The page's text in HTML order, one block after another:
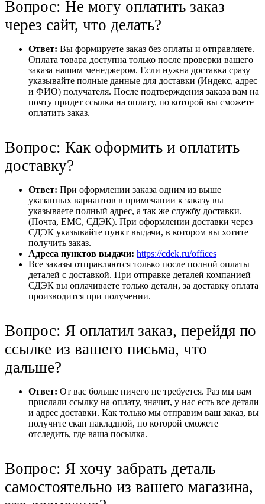
Вопрос: Не могу оплатить заказ
через сайт, что делать?
Ответ: Вы формируете заказ без оплаты и отправляете.
Оплата товара доступна только после проверки вашего
заказа нашим менеджером. Если нужна доставка сразу
указывайте полные данные для доставки (Индекс, адрес
и ФИО) получателя. После подтверждения заказа вам на
почту придет ссылка на оплату, по которой вы сможете
оплатить заказ.
Вопрос: Как оформить и оплатить
доставку?
Ответ: При оформлении заказа одним из выше
указанных вариантов в примечании к заказу вы
указываете полный адрес, а так же службу доставки.
(Почта, ЕМС, СДЭК). При оформлении доставки через
СДЭК указывайте пункт выдачи, в котором вы хотите
получить заказ.
Адреса пунктов выдачи: https://cdek.ru/offices
Все заказы отправляются только после полной оплаты
деталей с доставкой. При отправке деталей компанией
СДЭК вы оплачиваете только детали, за доставку оплата
производится при получении.
Вопрос: Я оплатил заказ, перейдя по
ссылке из вашего письма, что
дальше?
Ответ: От вас больше ничего не требуется. Раз мы вам
прислали ссылку на оплату, значит, у нас есть все детали
и адрес доставки. Как только мы отправим ваш заказ, вы
получите скан накладной, по которой сможете
отследить, где ваша посылка.
Вопрос: Я хочу забрать деталь
самостоятельно из вашего магазина,